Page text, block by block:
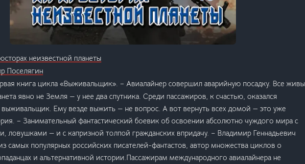
неизвестной планеты
Поселягин
книга цикла «Выживальщик». – Авиалайнер совершил аварийную посадку. Все живы.
явно не Земля — у нее два спутника. Среди пассажиров, к счастью, оказался
Ему везде выжить — не вопрос. А вот вернуть всех домой — это уже
– Занимательный фантастический боевик об освоении абсолютно чуждого мира с
ловушками — и с капризной толпой гражданских впридачу. – Владимир Геннадьевич
самых популярных российских писателей-фантастов, автор множества циклов о
и альтернативной истории.Пассажирам международного авиалайнера не